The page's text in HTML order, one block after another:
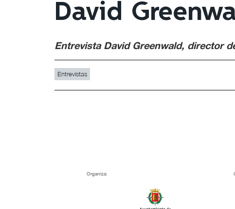
David
Entrevista David Greenwald, director
Entrevistas
Organiza: